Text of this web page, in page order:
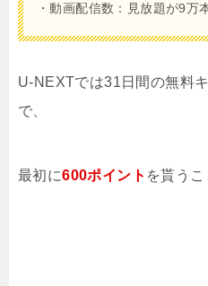
・動画配信数：見放題が9万
U-NEXTでは31日間の無料
で、
最初に600ポイント を貰うこ